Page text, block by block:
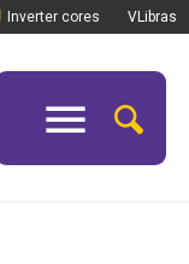
Inverter cores VLibras